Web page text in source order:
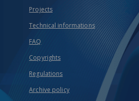
Projects
Technical informations
FAQ
Copyrights
Regulations
Archive policy